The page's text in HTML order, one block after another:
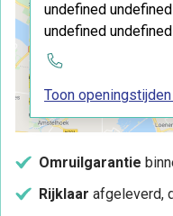
undefined undefined
undefined undefined
Toon openingstijden
Omruilgarantie
Rijklaar afgeleverd,